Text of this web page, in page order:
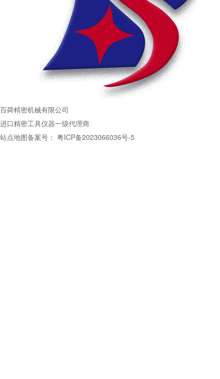
百舜精密机械有限公司
进口精密工具仪器一级代理商
站点地图备案号： 粤ICP备2023066036号-5